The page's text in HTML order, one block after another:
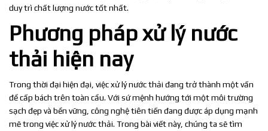
duy trì chất lượng nước tốt nhất.
Phương pháp xử lý nước
thải hiện nay
Trong thời đại hiện đại, việc xử lý nước thải đang trở thành một vấn
đề cấp bách trên toàn cầu. Với sứ mệnh hướng tới một môi trường
sạch đẹp và bền vững, công nghệ tiên tiến đang được áp dụng mạnh
mẽ trong việc xử lý nước thải. Trong bài viết này, chúng ta sẽ tìm